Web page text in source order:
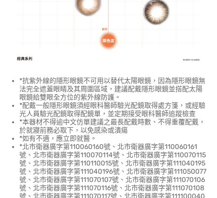
*抗紫外線的隱形眼鏡不可用以替代太陽眼鏡，因為隱形眼鏡無
法完全遮蓋眼睛及其周圍區域，建議配戴隱形眼鏡並搭配太陽
眼鏡給雙眼全方位的紫外線防護。
*配戴一般隱形眼鏡須經眼科醫師驗光配鏡取得處方箋，或經驗
光人員驗光配鏡取得配鏡單，並定期接受眼科醫師追蹤檢查
*本器材不得逾中文仿單建議之最長配戴時數、不得重覆配戴，
於就寢前務必取下，以免感染或潰瘍
*如有不適，應立即就醫。
*北市衛器廣字第110060160號、北市衛器廣字第110060161
號、北市衛器廣字第110070114號、北市衛器廣字第110070115
號、北市衛器廣字第110110015號、北市衛器廣字第111040195
號、北市衛器廣字第111040196號、北市衛器廣字第111050077
號、北市衛器廣字第111070107號、北市衛器廣字第111070106
號、北市衛器廣字第111070116號、北市衛器廣字第111070108